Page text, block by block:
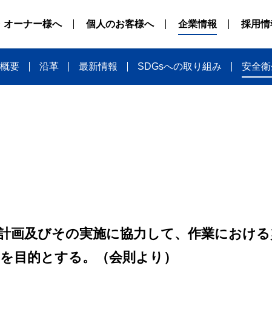
オーナー様へ 個人のお客様へ 企業情報 採用情
要 沿革 最新情報 SDGsへの取り組み 安全
画及びその実施に協力して、作業におけ
目的とする。（会則より）